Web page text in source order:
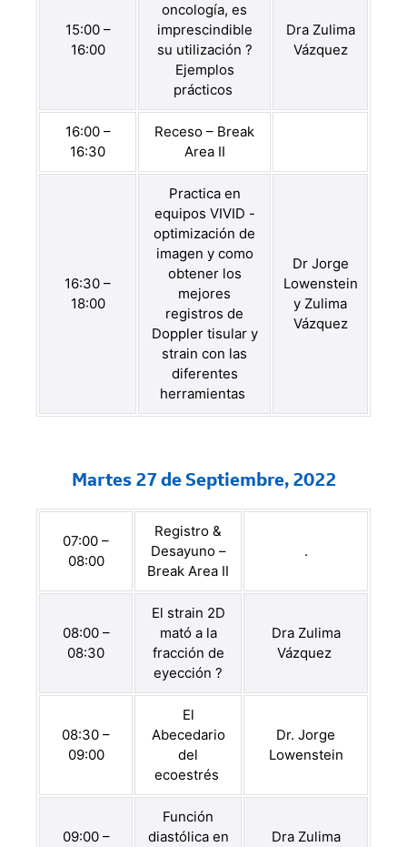
15:00 –
16:00
oncología, es
imprescindible
su utilización ?
Ejemplos
prácticos
Dra Zulima
Vázquez
16:00 –
16:30
Receso – Break
Area II
16:30 –
18:00
Practica en
equipos VIVID -
optimización de
imagen y como
obtener los
mejores
registros de
Doppler tisular y
strain con las
diferentes
herramientas
Dr Jorge
Lowenstein
y Zulima
Vázquez
Martes 27 de Septiembre, 2022
07:00 –
08:00
Registro &
Desayuno –
Break Area II
.
08:00 –
08:30
El strain 2D
mató a la
fracción de
eyección ?
Dra Zulima
Vázquez
08:30 –
09:00
El
Abecedario
del
ecoestrés
Dr. Jorge
Lowenstein
09:00 –
Función
diastólica en
Dra Zulima